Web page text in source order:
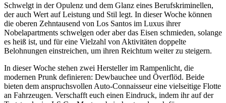
Schwelgt in der Opulenz und dem Glanz eines Berufskriminellen,
der auch Wert auf Leistung und Stil legt. In dieser Woche können
die oberen Zehntausend von Los Santos im Luxus ihrer
Nobelapartments schwelgen oder aber das Eisen schmieden, solange
es heiß ist, und für eine Vielzahl von Aktivitäten doppelte
Belohnungen einstreichen, um ihren Reichtum weiter zu steigern.
In dieser Woche stehen zwei Hersteller im Rampenlicht, die
modernen Prunk definieren: Dewbauchee und Överflöd. Beide
bieten dem anspruchsvollen Auto-Connaisseur eine vielseitige Flotte
an Fahrzeugen. Verschafft euch einen Eindruck, indem ihr auf der